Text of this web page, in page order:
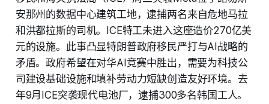
安那州的数据中心建筑工地，逮捕两名来自危地马拉
和洪都拉斯的司机。ICE特工未进入这座造价270亿美
元的设施。此事凸显特朗普政府移民严打与AI战略的
矛盾。政府希望在对华AI竞赛中胜出，需要为科技公
司建设基础设施和填补劳动力短缺创造友好环境。去
年9月ICE突袭现代电池厂，逮捕300多名韩国工人。